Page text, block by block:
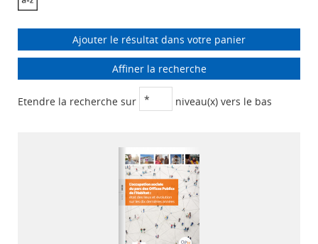
Ajouter le résultat dans votre panier
Affiner la recherche
Etendre la recherche sur niveau(x) vers le bas